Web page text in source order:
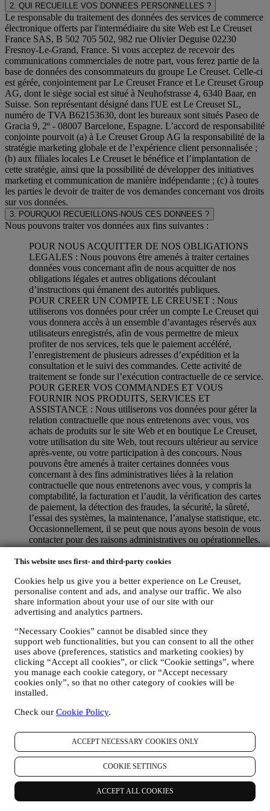
This website uses first- and third-party cookies
Cookies help us give you a better experience on Le Creuset,
personalise content and ads, and analyse our traffic. We also
share information about your use of our site with our
advertising and analytics partners.
“Necessary Cookies” cannot be disabled since they
support web functionalities, but you can consent to all the other
uses above (preferences, statistics and marketing cookies) by
clicking “Accept all cookies”, or click “Cookie settings”, where
you manage each cookie category, or “Accept necessary
cookies only”, so that no other category of cookies will be
installed.
Check our Cookie Policy.
ACCEPT NECESSARY COOKIES ONLY
COOKIE SETTINGS
ACCEPT ALL COOKIES
2. QUI RECUEILLE VOS DONNEES PERSONNELLES ?
Le responsable du traitement des données des services de commerce
électronique offerts par l'intermédiaire du site Web est Le Creuset
France SAS, B 502 705 502, 982 rue Olivier Deguise 02230
Fresnoy-Le-Grand, France. Si vous acceptez de recevoir des
communications commerciales de notre part, vous ferez partie de la
base de données des consommateurs du groupe Le Creuset. Celle-ci
est gérée, conjointement par Le Creuset France et Le Creuset Group
AG, dont le siège social est situé à Neuhofstrasse 4, 6340 Baar, en
Suisse. Son représentant désigné dans l'UE est Le Creuset SL,
numéro de TVA B62153630, dont les bureaux sont situés Paseo de
Gracia 9, 2º - 08007 Barcelone, Espagne. L’accord de responsabilité
conjointe pourvoit (a) à Le Creuset Group AG la responsabilité de la
stratégie marketing globale et de l’expérience client personnalisée ;
(b) aux filiales locales Le Creuset le bénéfice et l’implantation de
cette stratégie, ainsi que la possibilité de développer des initiatives
marketing et communication de manière indépendante ; (c) à toutes
les parties le devoir de traiter de vos demandes concernant vos droits
sur vos données.
3. POURQUOI RECUEILLONS-NOUS CES DONNEES ?
Nous pouvons traiter vos données aux fins suivantes :
POUR NOUS ACQUITTER DE NOS OBLIGATIONS
LEGALES : Nous pouvons être amenés à traiter certaines
données vous concernant afin de nous acquitter de nos
obligations légales et autres obligations découlant
d’instructions qui émanent des autorités publiques.
POUR CREER UN COMPTE LE CREUSET : Nous
utiliserons vos données pour créer un compte Le Creuset qui
vous donnera accès à un ensemble d’avantages réservés aux
utilisateurs enregistrés, afin de vous permettre de mieux
profiter de nos services, tels que le paiement accéléré,
l’enregistrement de plusieurs adresses d’expédition et la
consultation et le suivi des commandes. Cette activité de
traitement se fonde sur l’exécution contractuelle de ce service.
POUR GERER VOS COMMANDES ET VOUS
FOURNIR NOS PRODUITS, SERVICES ET
ASSISTANCE : Nous utiliserons vos données pour gérer la
relation contractuelle que nous entretenons avec vous, vos
achats de produits sur le site Web et en boutique Le Creuset,
votre utilisation du site Web, tout recours ultérieur au service
après-vente, ou votre participation à des concours. Nous
pouvons être amenés à traiter certaines données vous
concernant à des fins administratives liées à la relation
contractuelle que nous entretenons avec vous, y compris la
comptabilité, la facturation et l’audit, la vérification des cartes
de paiement, la détection des fraudes, la sécurité, la sûreté,
l’essai des systèmes, la maintenance, l’analyse statistique, etc.
Occasionnellement, il se peut que nous ayons besoin de vous
contacter pour des raisons administratives ou opérationnelles.
Par exemple, pour vous envoyer la confirmation de votre
achat. Nous utiliserons également vos données pour répondre
notre site Web ou d’autres canaux. Cette activité de traitement
se fonde sur l’exécution contractuelle de nos services de
commerce en ligne. Nous pouvons traiter vos données en
fonction de notre intérêt légitime (dûment équilibré avec vos
droits et libertés) pour vous envoyer des e-mails de suivi dans
le cas où vous auriez ajouté des articles dans votre panier sans
finaliser votre achat en ligne. Si vous ne finalisez pas l'achat
dans un certain délai, aucune autre communication de suivi ne
sera envoyée.
POUR VOUS INFORMER AU SUJET DES
NOUVEAUTES OU DES OFFRES SUR LES PRODUITS
vous abonnant à notre bulletin d’information lorsque vous
communications publicitaires personnalisées et des nouvelles
sur les initiatives relatives au monde Le Creuset, aux filiales
du groupe et à ses affiliés et partenaires locaux également
selon vos préférences. Nous vous contacterons par courrier
électronique, par SMS ou par les réseaux sociaux, ainsi que
par des moyens automatisés. Ces communications porteront
sur les produits Le Creuset ou sur les ouvertures de nouveaux